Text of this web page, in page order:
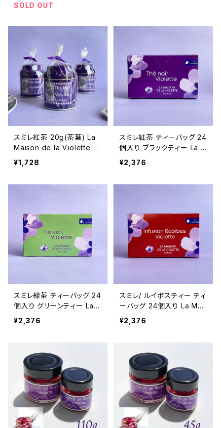
ス/ナツメグ/クローブ/キャ
SOLD OUT
スミレ紅茶 20g(茶葉) La
Maison de la Violette フ
ランス/トゥールーズ Violet
black tea 缶入り
¥1,728
スミレ紅茶 ティーバッグ 24
個入り ブラックティー La M
aison de la Violette フラ
ンス/トゥールーズ
¥2,376
スミレ緑茶 ティーバッグ 24
個入り グリーンティー La
Maison de la Violette フ
ランス/トゥールーズ
¥2,376
スミレ/ ルイボスティー ティ
ーバッグ 24個入り La Mai
son de la Violette ノンカ
フェイン フランス/トゥール
¥2,376